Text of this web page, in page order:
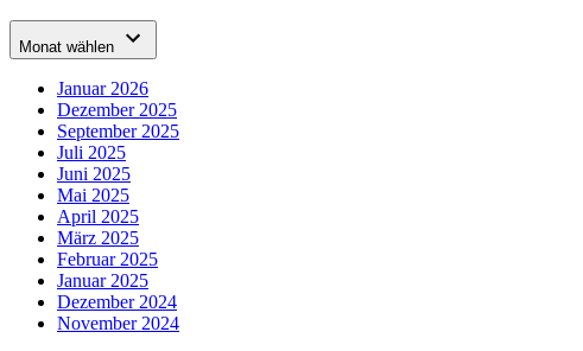
Monat wählen
Januar 2026
Dezember 2025
September 2025
Juli 2025
Juni 2025
Mai 2025
April 2025
März 2025
Februar 2025
Januar 2025
Dezember 2024
November 2024